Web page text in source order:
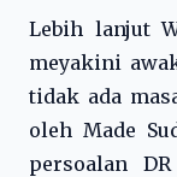
Lebih lanjut
meyakini
tidak ada
oleh Made
persoalan